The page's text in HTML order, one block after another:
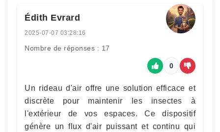
Édith Evrard
2025-07-07 03:28:16
Nombre de réponses : 17
0
Un rideau d'air offre une solution efficace et
discrète pour maintenir les insectes à
l'extérieur de vos espaces. Ce dispositif
génère un flux d'air puissant et continu qui